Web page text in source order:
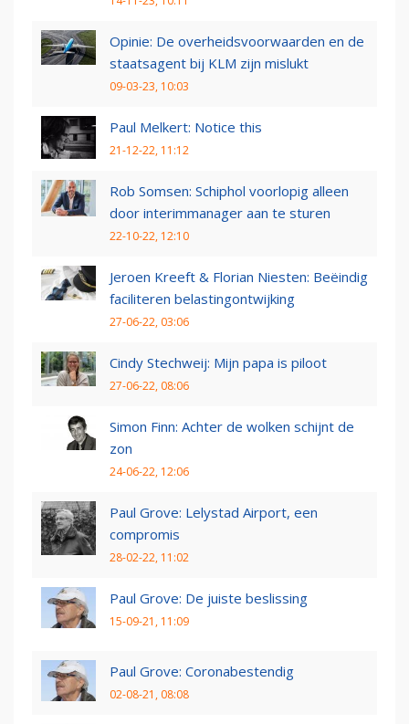
Opinie: De overheidsvoorwaarden en de
staatsagent bij KLM zijn mislukt
09-03-23, 10:03
Paul Melkert: Notice this
21-12-22, 11:12
Rob Somsen: Schiphol voorlopig alleen
door interimmanager aan te sturen
22-10-22, 12:10
Jeroen Kreeft & Florian Niesten: Beëindig
faciliteren belastingontwijking
27-06-22, 03:06
Cindy Stechweij: Mijn papa is piloot
27-06-22, 08:06
Simon Finn: Achter de wolken schijnt de
zon
24-06-22, 12:06
Paul Grove: Lelystad Airport, een
compromis
28-02-22, 11:02
Paul Grove: De juiste beslissing
15-09-21, 11:09
Paul Grove: Coronabestendig
02-08-21, 08:08